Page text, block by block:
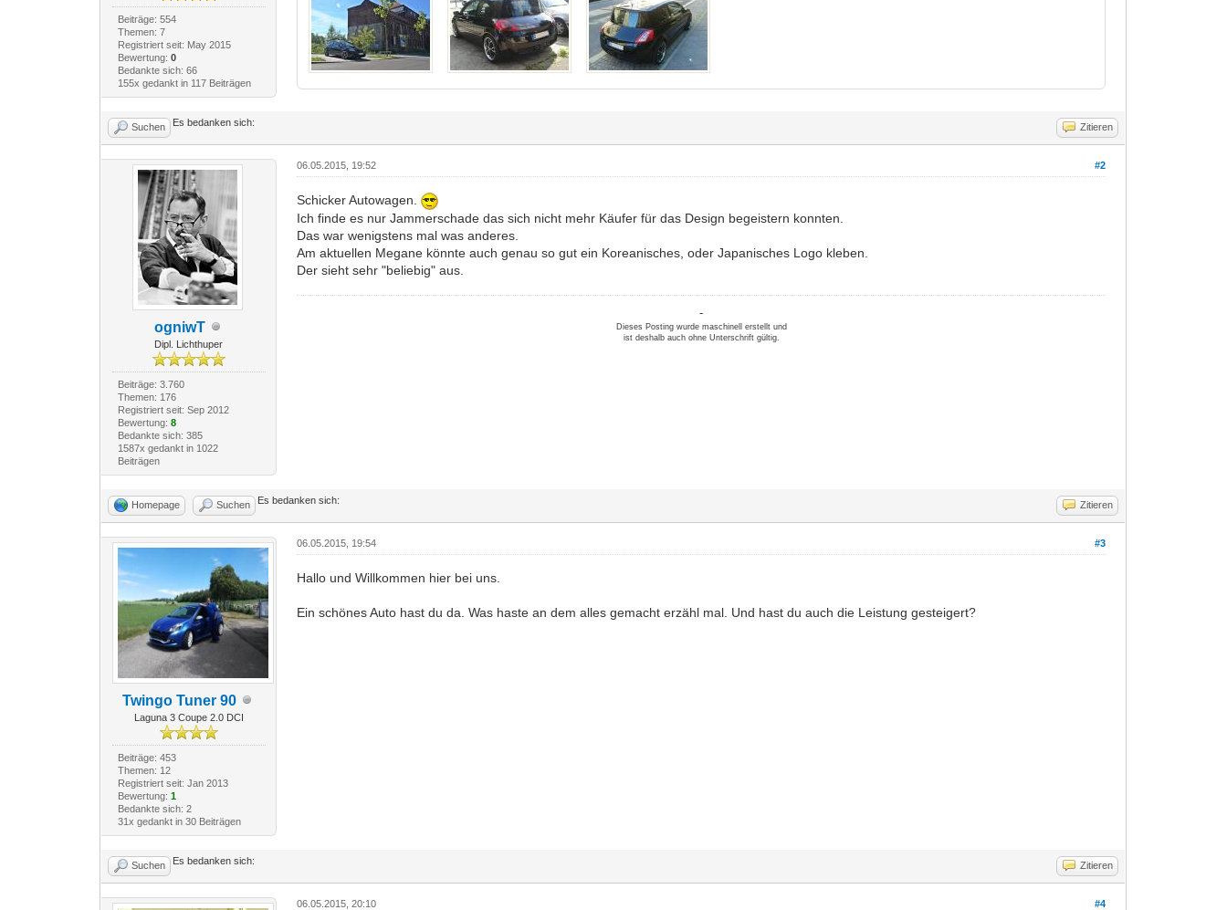
Beiträge: 554
Themen: 7
Registriert seit: May 2015
Bewertung: 0
Bedankte sich: 66
155x gedankt in 117 Beiträgen
Suchen Zitieren
Es bedanken sich:
ogniwT
Dipl. Lichthuper
Beiträge: 3.760
Themen: 176
Registriert seit: Sep 2012
Bewertung: 8
Bedankte sich: 385
1587x gedankt in 1022
Beiträgen
#2
06.05.2015, 19:52
Schicker Autowagen.
Ich finde es nur Jammerschade das sich nicht mehr Käufer für das Design begeistern konnten.
Das war wenigstens mal was anderes.
Am aktuellen Megane könnte auch genau so gut ein Koreanisches, oder Japanisches Logo kleben.
Der sieht sehr "beliebig" aus.
-
Dieses Posting wurde maschinell erstellt und
ist deshalb auch ohne Unterschrift gültig.
Homepage Suchen Zitieren
Es bedanken sich:
Twingo Tuner 90
Laguna 3 Coupe 2.0 DCI
Beiträge: 453
Themen: 12
Registriert seit: Jan 2013
Bewertung: 1
Bedankte sich: 2
31x gedankt in 30 Beiträgen
#3
06.05.2015, 19:54
Hallo und Willkommen hier bei uns.
Ein schönes Auto hast du da. Was haste an dem alles gemacht erzähl mal. Und hast du auch die Leistung gesteigert?
Suchen Zitieren
Es bedanken sich:
#4
06.05.2015, 20:10